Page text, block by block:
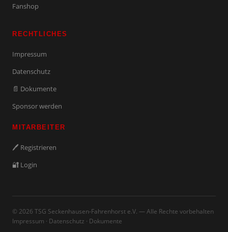
Fanshop
RECHTLICHES
Impressum
Datenschutz
📄 Dokumente
Sponsor werden
MITARBEITER
🖊️ Registrieren
🔐 Login
© 2026 TSG Seckenhausen-Fahrenhorst e.V. — Alle Rechte vorbehalten
Impressum · Datenschutz · Dokumente